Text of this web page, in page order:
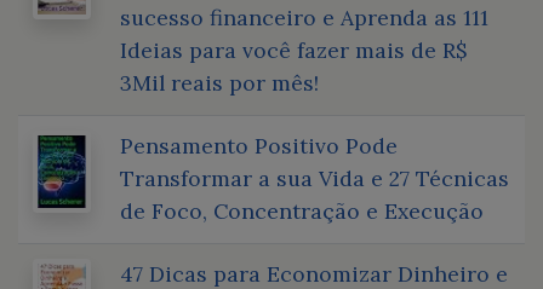
sucesso financeiro e Aprenda as 111
Ideias para você fazer mais de R$
3Mil reais por mês!
Pensamento Positivo Pode
Transformar a sua Vida e 27 Técnicas
de Foco, Concentração e Execução
47 Dicas para Economizar Dinheiro e